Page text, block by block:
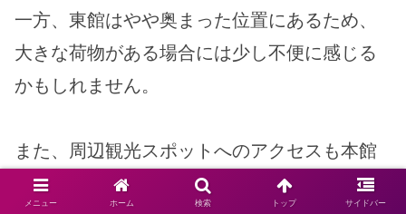
一方、東館はやや奥まった位置にあるため、
大きな荷物がある場合には少し不便に感じる
かもしれません。
また、周辺観光スポットへのアクセスも本館
の方が便利な場合が多いです。
メニュー ホーム 検索 トップ サイドバー